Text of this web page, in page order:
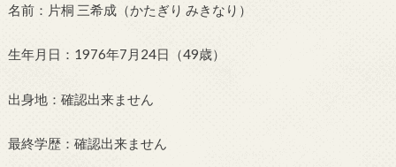
名前：片桐 三希成（かたぎり みきなり）
生年月日：1976年7月24日（49歳）
出身地：確認出来ません
最終学歴：確認出来ません